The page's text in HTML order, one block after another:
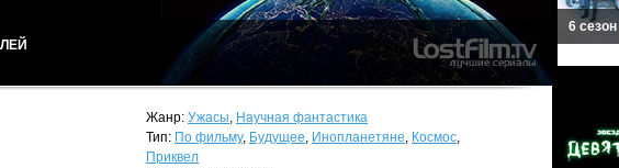
Жанр: Ужасы, Научная фантастика
Тип: По фильму, Будущее, Инопланетяне, Космос,
Приквел
6